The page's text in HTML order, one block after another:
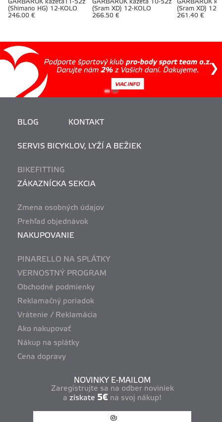
GARBARUK kazeta11-52z
(Shimano HG) 12-KOLO
246.00 €
GARBARUK kazeta 10-52z
(Sram XD) 12-KOLO
266.50 €
GARBARUK
(Sram XD) 12-
261.40 €
BLOG KONTAKT
SERVIS BICYKLOV, LYŽÍ A BEŽIEK
BIKEFITTING
ZÁKAZNÍCKA SEKCIA
Zmena osobných údajov
Prehľad objednávok
NAKUPOVANIE
PINARELLO NA SPLÁTKY
VERNOSTNÝ PROGRAM
Obchodné podmienky
Reklamačný poriadok
Vrátenie / Reklamácia
Ako nakupovať
Nákup na splátky
Cena dopravy
NOVINKY E-MAILOM
Zaregistrujte sa na odber noviniek
a získate 5€ na svoj nákup!